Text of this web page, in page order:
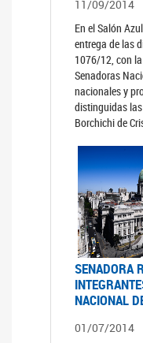
11/09/2014
En el Salón
entrega de las
1076/12, con
Senadoras
nacionales y
distinguidas
Borchichi de
SENADORA
NACIONAL
01/07/2014